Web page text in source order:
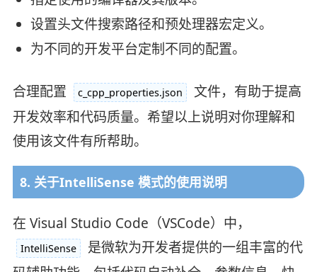
设置头文件搜索路径和预处理器宏定义。
为不同的开发平台定制不同的配置。
合理配置 c_cpp_properties.json
文件，有助于提高
开发效率和代码质量。希望以上说明对你理解和
使用该文件有所帮助。
8. 关于IntelliSense 模式的使用说明
在 Visual Studio Code（VSCode）中，
IntelliSense
是微软为开发者提供的一组丰富的代